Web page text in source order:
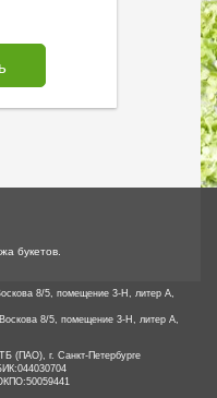
букетов.
8/5, помещение 3-Н, литер А,
8/5, помещение 3-Н, литер А,
(ПАО), г. Санкт-Петербурге
044030704
50059441